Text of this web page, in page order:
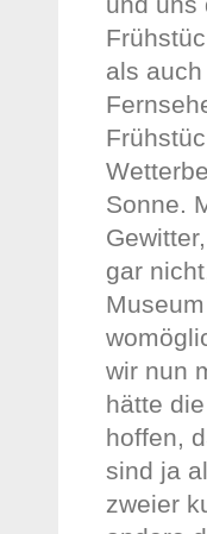
als
Sonne.
gar
wir nun
hätte
hoffen,
sind ja
zweier